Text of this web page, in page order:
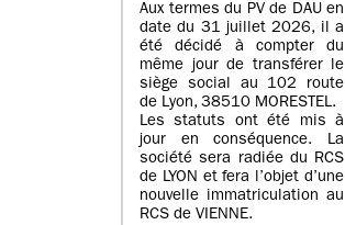
Aux termes du PV de DAU en
date du 31 juillet 2026, il a
été décidé à compter du
même jour de transférer le
siège social au 102 route
de Lyon, 38510 MORESTEL.
Les statuts ont été mis à
jour en conséquence. La
société sera radiée du RCS
de LYON et fera l’objet d’une
nouvelle immatriculation au
RCS de VIENNE.